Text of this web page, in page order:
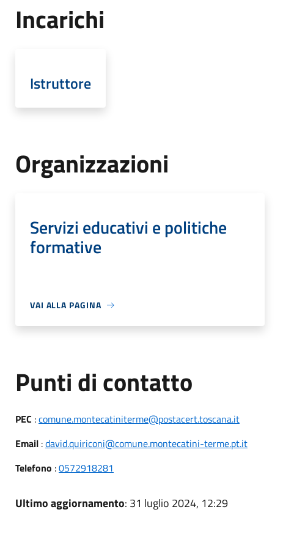
Incarichi
Istruttore
Organizzazioni
Servizi educativi e politiche
formative
VAI ALLA PAGINA
Punti di contatto
PEC :comune.montecatiniterme@postacert.toscana.it
Email:david.quiriconi@comune.montecatini-terme.pt.it
Telefono :0572918281
Ultimo aggiornamento: 31 luglio 2024, 12:29